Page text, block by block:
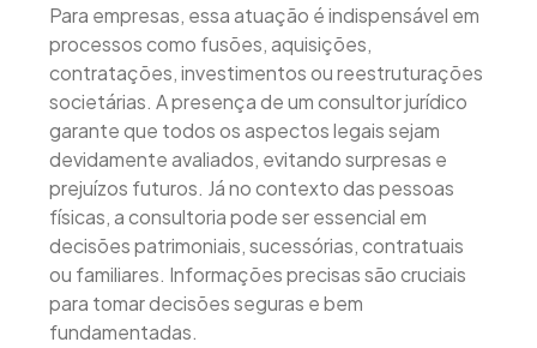
Para empresas, essa atuação é indispensável em
processos como fusões, aquisições,
contratações, investimentos ou reestruturações
societárias. A presença de um consultor jurídico
garante que todos os aspectos legais sejam
devidamente avaliados, evitando surpresas e
prejuízos futuros. Já no contexto das pessoas
físicas, a consultoria pode ser essencial em
decisões patrimoniais, sucessórias, contratuais
ou familiares. Informações precisas são cruciais
para tomar decisões seguras e bem
fundamentadas.